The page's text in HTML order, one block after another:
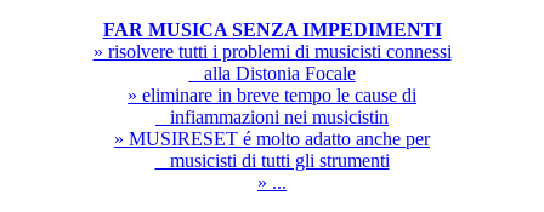
FAR MUSICA SENZA IMPEDIMENTI
» risolvere tutti i problemi di musicisti connessi
alla Distonia Focale
» eliminare in breve tempo le cause di
infiammazioni nei musicistin
» MUSIRESET é molto adatto anche per
musicisti di tutti gli strumenti
» ...